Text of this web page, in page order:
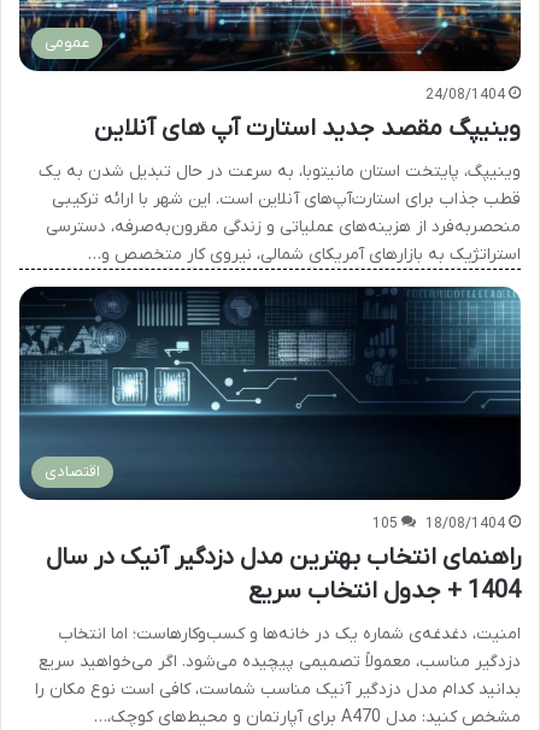
عمومی
24/08/1404
وینیپگ مقصد جدید استارت آپ های آنلاین
وینیپگ، پایتخت استان مانیتوبا، به سرعت در حال تبدیل شدن به یک
قطب جذاب برای استارت‌آپ‌های آنلاین است. این شهر با ارائه ترکیبی
منحصربه‌فرد از هزینه‌های عملیاتی و زندگی مقرون‌به‌صرفه، دسترسی
استراتژیک به بازارهای آمریکای شمالی، نیروی کار متخصص و…
اقتصادی
18/08/1404
105
راهنمای انتخاب بهترین مدل دزدگیر آنیک در سال
1404 + جدول انتخاب سریع
امنیت، دغدغه‌ی شماره‌ یک در خانه‌ها و کسب‌وکارهاست؛ اما انتخاب
دزدگیر مناسب، معمولاً تصمیمی پیچیده می‌شود. اگر می‌خواهید سریع
بدانید کدام مدل دزدگیر آنیک مناسب شماست، کافی است نوع مکان را
مشخص کنید: مدل A470 برای آپارتمان و محیط‌های کوچک،…